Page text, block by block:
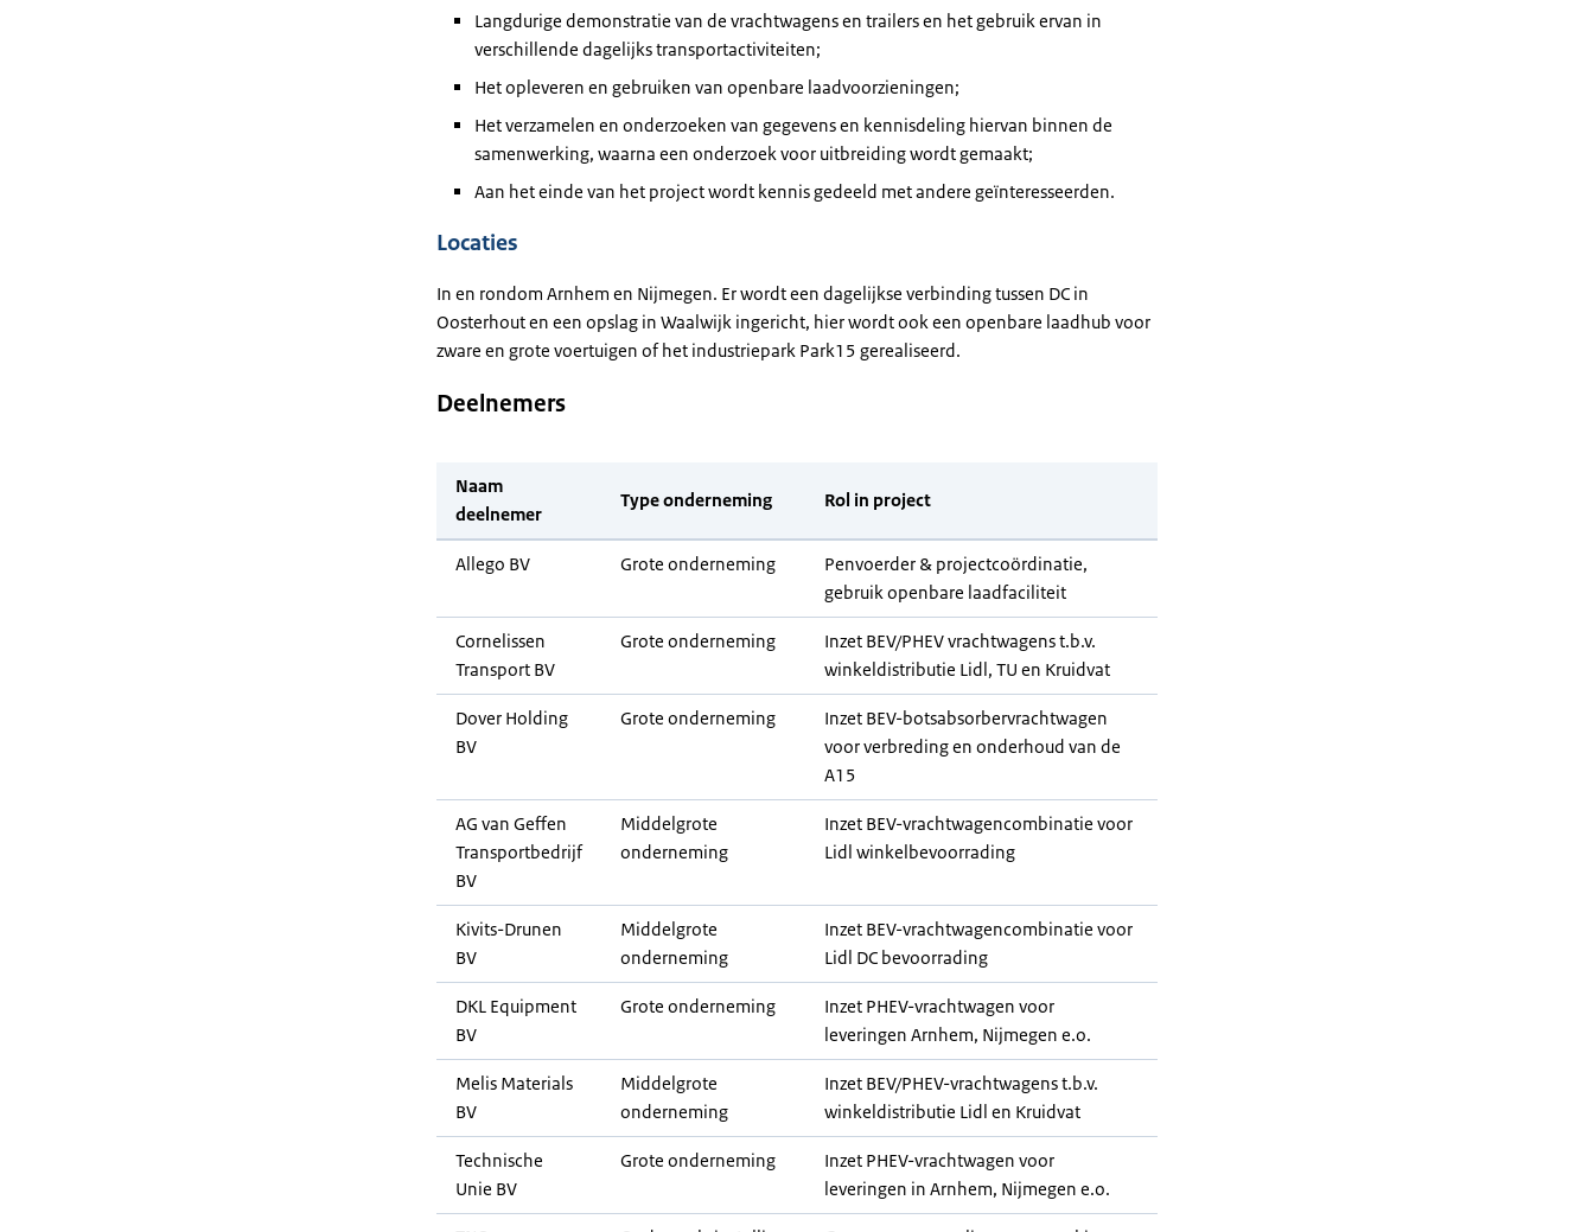
Langdurige demonstratie van de vrachtwagens en trailers en het gebruik ervan in
verschillende dagelijks transportactiviteiten;
Het opleveren en gebruiken van openbare laadvoorzieningen;
Het verzamelen en onderzoeken van gegevens en kennisdeling hiervan binnen de
samenwerking, waarna een onderzoek voor uitbreiding wordt gemaakt;
Aan het einde van het project wordt kennis gedeeld met andere geïnteresseerden.
Locaties
In en rondom Arnhem en Nijmegen. Er wordt een dagelijkse verbinding tussen DC in
Oosterhout en een opslag in Waalwijk ingericht, hier wordt ook een openbare laadhub voor
zware en grote voertuigen of het industriepark Park15 gerealiseerd.
Deelnemers
Naam
deelnemer
Type onderneming Rol in project
Allego BV Grote onderneming
Penvoerder & projectcoördinatie,
gebruik openbare laadfaciliteit
Cornelissen
Transport BV
Grote onderneming
Inzet BEV/PHEV vrachtwagens t.b.v.
winkeldistributie Lidl, TU en Kruidvat
Dover Holding
BV
Grote onderneming
Inzet BEV-botsabsorbervrachtwagen
voor verbreding en onderhoud van de
A15
AG van Geffen
Transportbedrijf
BV
Middelgrote
onderneming
Inzet BEV-vrachtwagencombinatie voor
Lidl winkelbevoorrading
Kivits-Drunen
BV
Middelgrote
onderneming
Inzet BEV-vrachtwagencombinatie voor
Lidl DC bevoorrading
DKL Equipment
BV
Grote onderneming
Inzet PHEV-vrachtwagen voor
leveringen Arnhem, Nijmegen e.o.
Melis Materials
BV
Middelgrote
onderneming
Inzet BEV/PHEV-vrachtwagens t.b.v.
winkeldistributie Lidl en Kruidvat
Technische
Unie BV
Grote onderneming
Inzet PHEV-vrachtwagen voor
leveringen in Arnhem, Nijmegen e.o.